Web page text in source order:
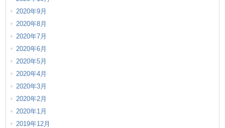
2020年9月
2020年8月
2020年7月
2020年6月
2020年5月
2020年4月
2020年3月
2020年2月
2020年1月
2019年12月